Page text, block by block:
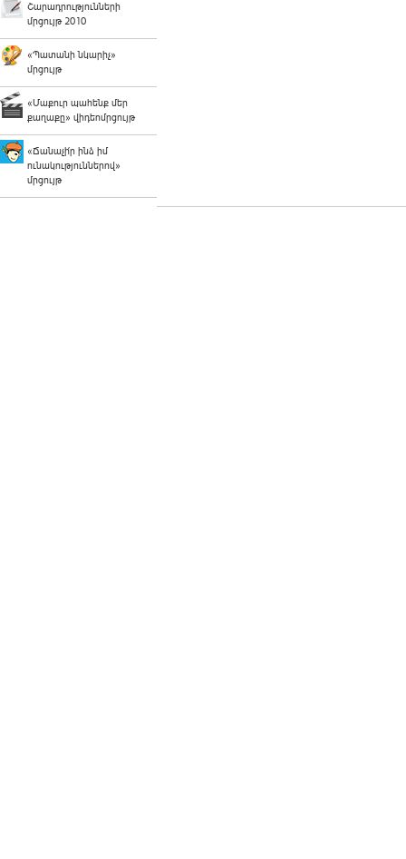
Շարադրությունների
մրցույթ 2010
«Պատանի նկարիչ»
մրցույթ
«Մաքուր պահենք մեր
քաղաքը» վիդեոմրցույթ
«Ճանաչի՛ր ինձ իմ
ունակություններով»
մրցույթ